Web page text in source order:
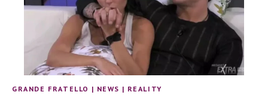
GRANDE FRATELLO | NEWS | REALITY